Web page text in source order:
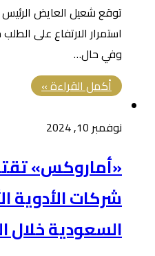
توقع شعيل العايض الرئيس
استمرار الارتفاع على
وفي حال…
أكمل القراءة »
نوفمبر 10, 2024
شركات الأدوية
السعودية خلال